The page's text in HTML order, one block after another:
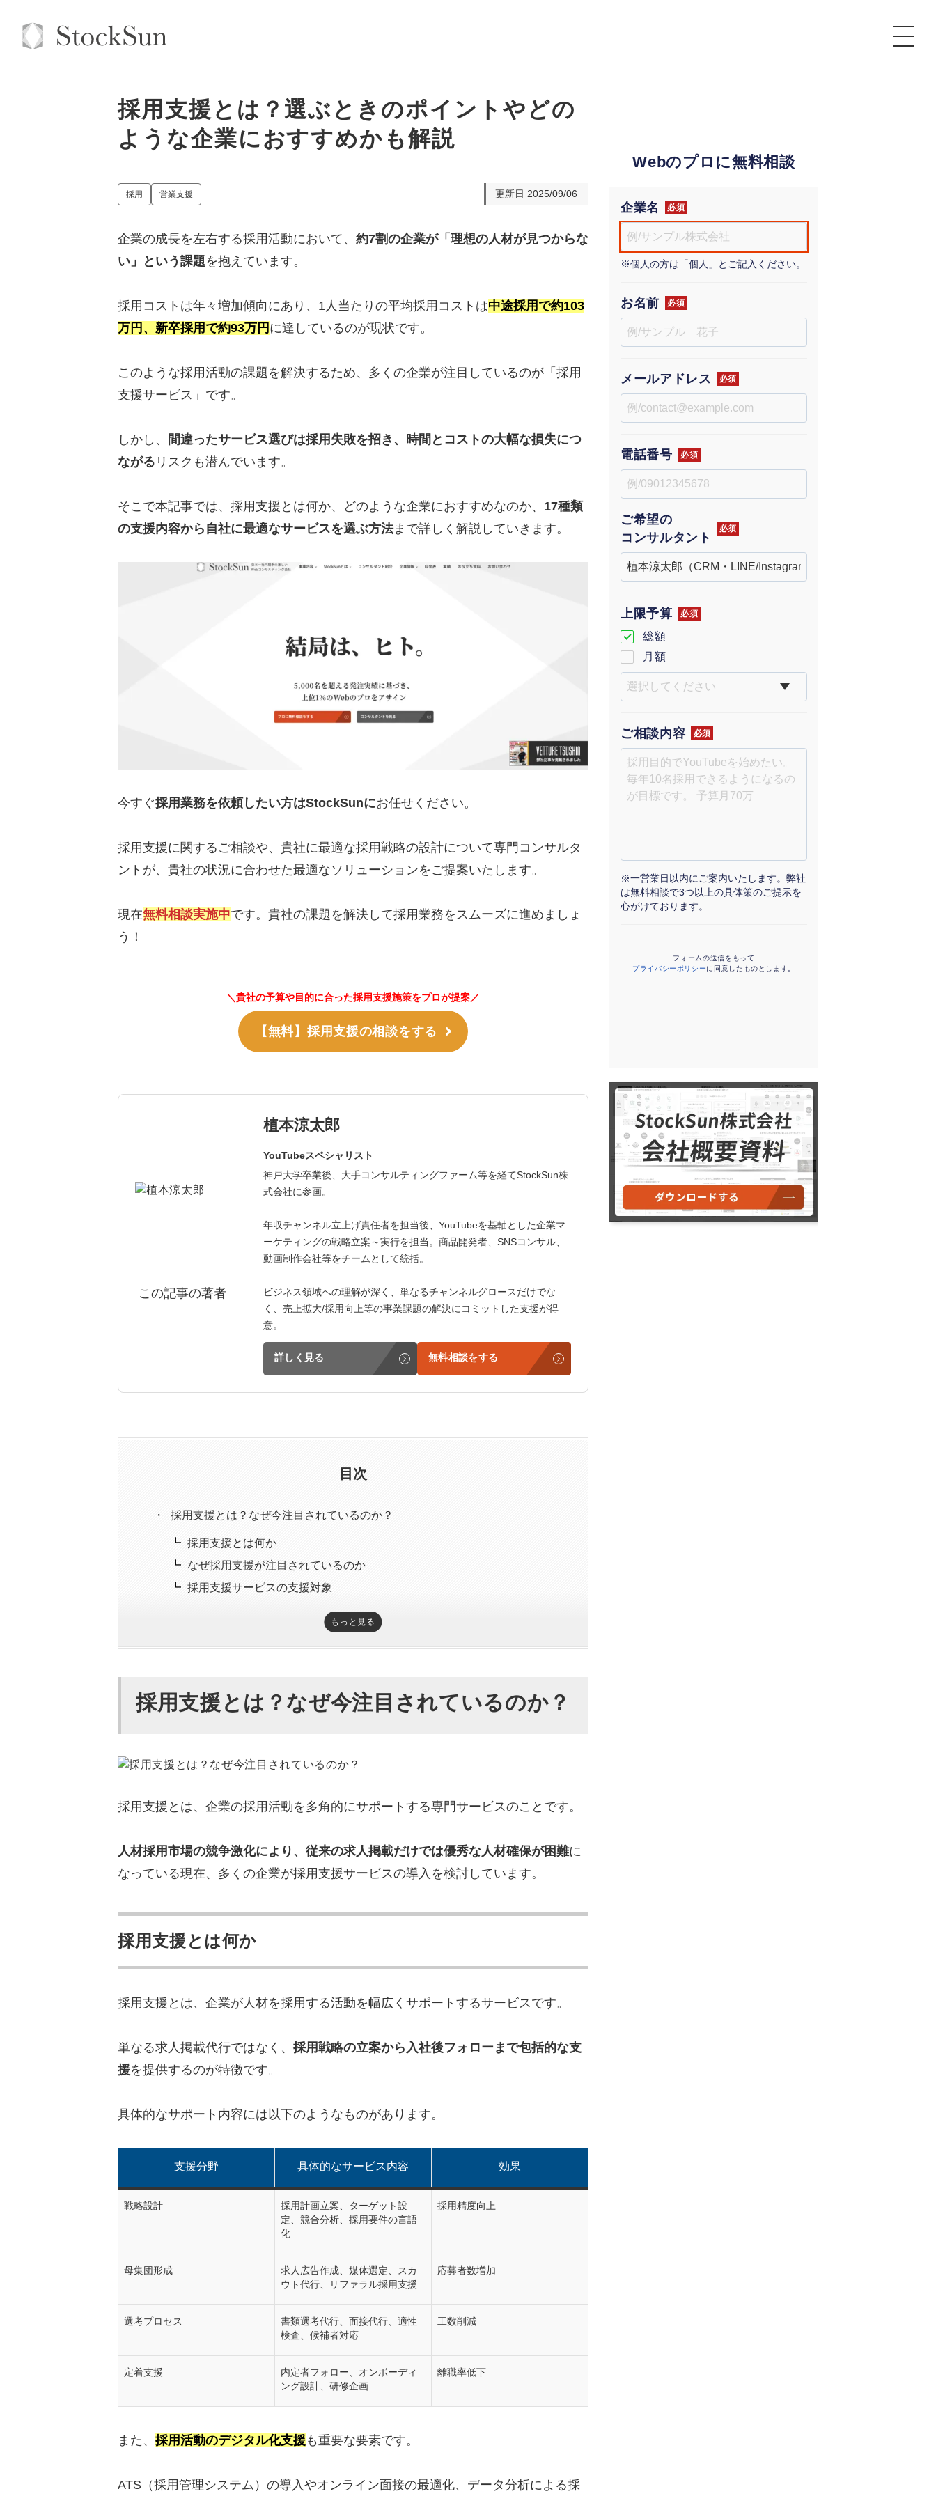
オーダーメイド支援
コンサルタント一覧
品質ガイドライン
社内コンペ
クレーム窓口
定額制営業代行『カリトルくん』
定額制採用代行・RPO『トルトルくん』
営業改善特化の動画制作『動画でカリトルくん』
定額LINE運用代行『LINEマキトルくん』
拡散付1日密着動画制作『まるごと社長』
1本無料で記事を制作『SEOトライアル』
定額制LP制作・改善『最強LP』
採用YouTubeチャンネル構築『トリトル』
実績
料金表
StockSun道場
道場TOP
動画編集
エンジニア
広告運用
YouTubeディレクター
マーケマネージャー
採用支援とは？選ぶときのポイントやどの
ような企業におすすめかも解説
採用 営業支援 更新日 2025/09/06
企業の成長を左右する採用活動において、 約7割の企業が「理想の人材が見つからな
い」という課題を抱えています。
採用コストは年々増加傾向にあり、1人当たりの平均採用コストは中途採用で約103
万円、新卒採用で約93万円 に達しているのが現状です。
このような採用活動の課題を解決するため、多くの企業が注目しているのが「採用
支援サービス」です。
しかし、
間違ったサービス選びは採用失敗を招き、時間とコストの大幅な損失につ
ながる リスクも潜んでいます。
そこで本記事では、採用支援とは何か、どのような企業におすすめなのか、 17種類
の支援内容から自社に最適なサービスを選ぶ方法まで詳しく解説していきます。
今すぐ採用業務を依頼したい方はStockSunにお任せください。
採用支援に関するご相談や、貴社に最適な採用戦略の設計について専門コンサルタ
ントが、貴社の状況に合わせた最適なソリューションをご提案いたします。
現在無料相談実施中です。貴社の課題を解決して採用業務をスムーズに進めましょ
う！
＼貴社の予算や目的に合った採用支援施策をプロが提案／
【無料】採用支援の相談をする
この記事の著者
植本涼太郎
YouTubeスペシャリスト
神戸大学卒業後、大手コンサルティングファーム等を経てStockSun株
式会社に参画。
年収チャンネル立上げ責任者を担当後、YouTubeを基軸とした企業マ
ーケティングの戦略立案～実行を担当。商品開発者、SNSコンサル、
動画制作会社等をチームとして統括。
ビジネス領域への理解が深く、単なるチャンネルグロースだけでな
く、売上拡大/採用向上等の事業課題の解決にコミットした支援が得
意。
詳しく見る 無料相談をする
目次
採用支援とは？なぜ今注目されているのか？
採用支援とは何か
なぜ採用支援が注目されているのか
採用支援サービスの支援対象
採用支援はどのような企業におすすめ？
採用業務が担当者のリソースを圧迫している企業
採用支援サービス17種類の具体的な内容
追加料金で利用できるオプションサービス（6種類）
採用支援サービスを利用するメリット
客観的に自社の立ち位置を把握できる
採用のミスマッチを防げる
自社の採用課題を明確化する
サービスの種類と内容の確認
サポート体制とコミュニケーション
もっと見る
採用支援とは？なぜ今注目されているのか？
採用支援とは、企業の採用活動を多角的にサポートする専門サービスのことです。
人材採用市場の競争激化により、従来の求人掲載だけでは優秀な人材確保が困難に
なっている現在、多くの企業が採用支援サービスの導入を検討しています。
採用支援とは何か
採用支援とは、企業が人材を採用する活動を幅広くサポートするサービスです。
単なる求人掲載代行ではなく、 採用戦略の立案から入社後フォローまで包括的な支
援を提供するのが特徴です。
具体的なサポート内容には以下のようなものがあります。
支援分野 具体的なサービス内容 効果
戦略設計
採用計画立案、ターゲット設
定、競合分析、採用要件の言語
化
採用精度向上
母集団形成
求人広告作成、媒体選定、スカ
ウト代行、リファラル採用支援
応募者数増加
選考プロセス
書類選考代行、面接代行、適性
検査、候補者対応
工数削減
定着支援
内定者フォロー、オンボーディ
ング設計、研修企画
離職率低下
また、 採用活動のデジタル化支援も重要な要素です。
ATS（採用管理システム）の導入やオンライン面接の最適化、データ分析による採
Webのプロに無料相談
企業名 必須
※個人の方は「個人」とご記入ください。
お名前 必須
メールアドレス 必須
電話番号 必須
ご希望の
コンサルタント
必須
上限予算 必須
総額
月額
ご相談内容 必須
※一営業日以内にご案内いたします。弊社
は無料相談で3つ以上の具体策のご提示を
心がけております。
フォームの送信をもって
プライバシーポリシーに同意したものとします。